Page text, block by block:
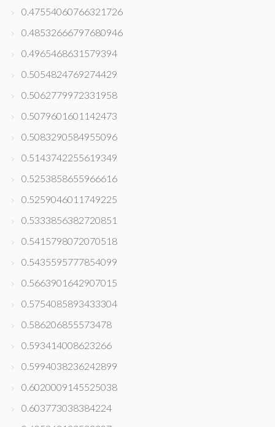
0.47554060766321726
0.48532666797680946
0.4965468631579394
0.5054824769274429
0.5062779972331958
0.5079601601142473
0.5083290584955096
0.5143742255619349
0.5253858655966616
0.5259046011749225
0.5333856382720851
0.5415798072070518
0.5435595777854099
0.5663901642907015
0.5754085893433304
0.586206855573478
0.593414008623266
0.5994038236242899
0.6020009145525038
0.603773038384224